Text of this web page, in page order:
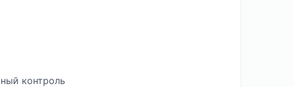
контроль